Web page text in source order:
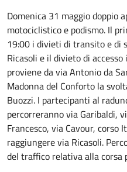
Domenica 31 maggio doppio
motociclistico e podismo. Il
19:00 i divieti di transito e di
Ricasoli e il divieto di
proviene da via Antonio da
Madonna del Conforto la
Buozzi. I partecipanti al
percorreranno via Garibaldi,
Francesco, via Cavour, corso
raggiungere via Ricasoli.
del traffico relativa alla corsa